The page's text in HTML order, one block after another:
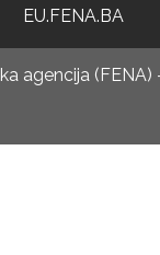
EU.FENA.BA
agencija (FENA)